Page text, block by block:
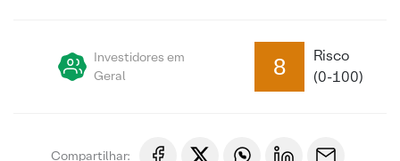
Investidores em
Geral
8
Risco
(0-100)
Compartilhar: